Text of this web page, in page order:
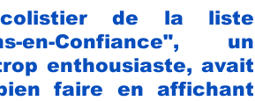
de la liste
en-Confiance", un
enthousiaste, avait
faire en affichant